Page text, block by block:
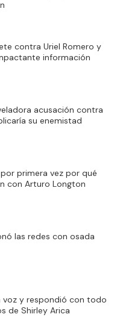
contra Uriel Romero y
información
acusación contra
su enemistad
primera vez por qué
con Arturo Longton
las redes con osada
voz y respondió con todo
de Shirley Arica